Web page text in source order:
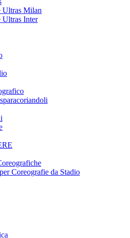
Ultras Milan
Ultras Inter
Coreografie da Stadio